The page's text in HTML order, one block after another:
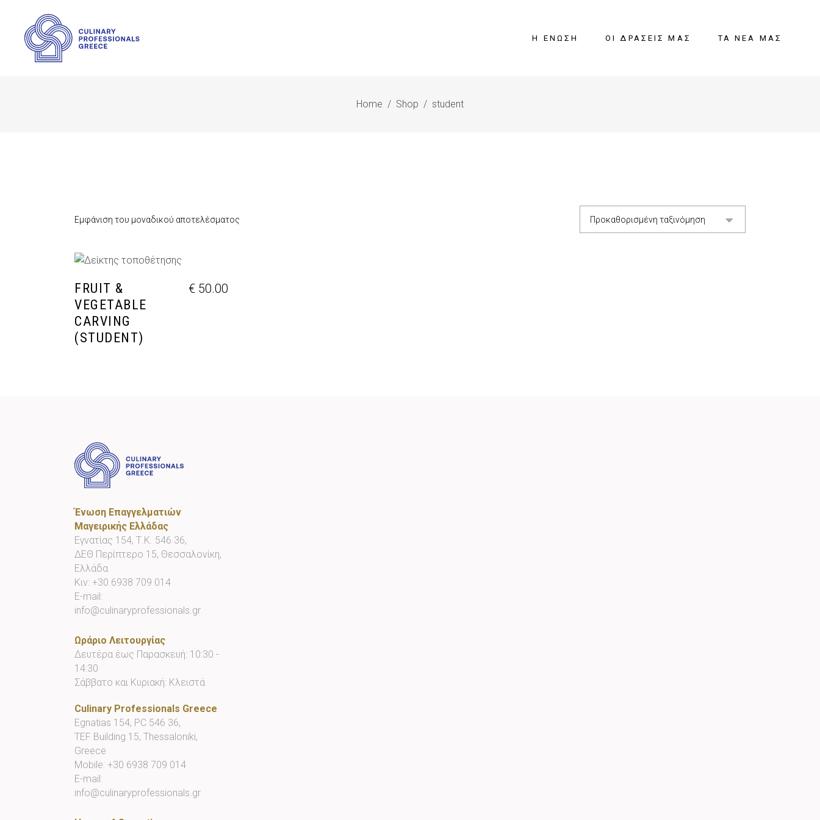
Η ΈΝΩΣΗ ΟΙ ΔΡΆΣΕΙΣ ΜΑΣ ΤΑ ΝΈΑ ΜΑΣ
Home / Shop / student
Εμφάνιση του μοναδικού αποτελέσματος Προκαθορισμένη ταξινόμηση
ΠΡΟΣΘΉΚΗ ΣΤΟ ΚΑΛΆΘΙ
FRUIT &
VEGETABLE
CARVING
(STUDENT)
€ 50.00
Ένωση Επαγγελματιών
Μαγειρικής Ελλάδας
Εγνατίας 154, Τ.Κ. 546 36,
ΔΕΘ Περίπτερο 15, Θεσσαλονίκη,
Ελλάδα
Κιν: +30 6938 709 014
E-mail:
info@culinaryprofessionals.gr
Ωράριο Λειτουργίας
Δευτέρα έως Παρασκευή: 10:30 -
14:30
Σάββατο και Κυριακή: Κλειστά
Culinary Professionals Greece
Egnatias 154, PC 546 36,
TEF Building 15, Thessaloniki,
Greece
Mobile: +30 6938 709 014
E-mail:
info@culinaryprofessionals.gr